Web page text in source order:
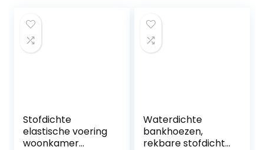
Stofdichte
elastische voering
woonkamer
Waterdichte
bankhoezen,
rekbare stofdichte